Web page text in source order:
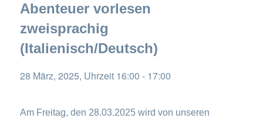
Abenteuer vorlesen
zweisprachig
(Italienisch/Deutsch)
28 März, 2025, Uhrzeit 16:00 - 17:00
Am Freitag, den 28.03.2025 wird von unseren